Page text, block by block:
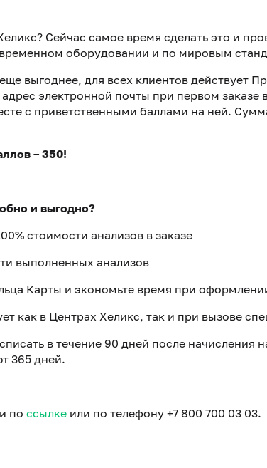
Сейчас самое время сделать это и
оборудовании и по мировым
выгоднее, для всех клиентов действует
электронной почты при первом заказе
с приветственными баллами на ней.
– 350!
и выгодно?
стоимости анализов в заказе
выполненных анализов
Карты и экономьте время при
как в Центрах Хеликс, так и при вызове
в течение 90 дней после начисления
365 дней.
по ссылке или по телефону +7 800 700 03 03.